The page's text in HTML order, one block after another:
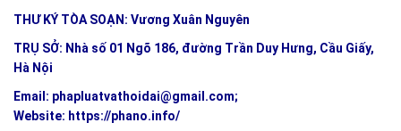
THƯ KÝ TÒA SOẠN: Vương Xuân Nguyên
TRỤ SỞ: Nhà số 01 Ngõ 186, đường Trần Duy Hưng, Cầu Giấy,
Hà Nội
Email: phapluatvathoidai@gmail.com;
Website: https://phano.info/